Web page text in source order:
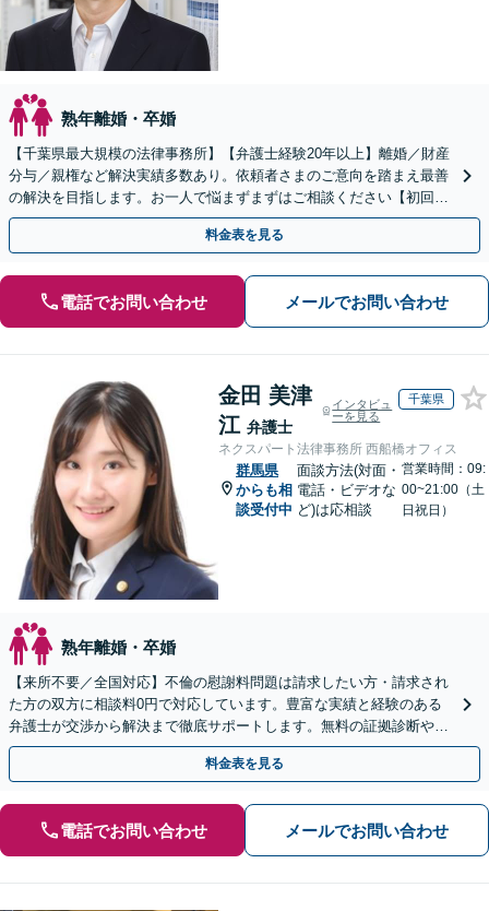
熟年離婚・卒婚
【千葉県最大規模の法律事務所】【弁護士経験20年以上】離婚／財産
分与／親権など解決実績多数あり。依頼者さまのご意向を踏まえ最善
の解決を目指します。お一人で悩まずまずはご相談ください【初回来
所相談無料】【電話・web面談可】【千葉中央駅5分】
料金表を見る
電話でお問い合わせ メールでお問い合わせ
金田 美津
江 弁護士
インタビュ
ーを見る
千葉県
ネクスパート法律事務所 西船橋オフィス
群馬県
からも相
談受付中
面談方法(対面・
電話・ビデオな
ど)は応相談
営業時間：09:
00~21:00（土
日祝日）
熟年離婚・卒婚
【来所不要／全国対応】不倫の慰謝料問題は請求したい方・請求され
た方の双方に相談料0円で対応しています。豊富な実績と経験のある
弁護士が交渉から解決まで徹底サポートします。無料の証拠診断や着
手金の返還保証もありますので安心してご相談ください。
料金表を見る
電話でお問い合わせ メールでお問い合わせ